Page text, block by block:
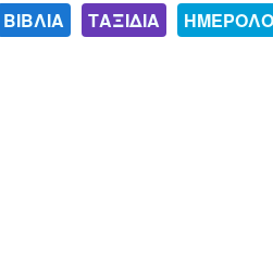
ΒΙΒΛΙΑ ΤΑΞΙΔΙΑ